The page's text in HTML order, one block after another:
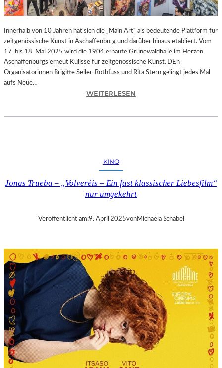
Innerhalb von 10 Jahren hat sich die „Main Art“ als bedeutende Plattform für
zeitgenössische Kunst in Aschaffenburg und darüber hinaus etabliert. Vom
17. bis 18. Mai 2025 wird die 1904 erbaute Grünewaldhalle im Herzen
Aschaffenburgs erneut Kulisse für zeitgenössische Kunst. DEn
Organisatorinnen Brigitte Seiler-Rothfuss und Rita Stern gelingt jedes Mal
aufs Neue…
WEITERLESEN
N
B
R
„
M
A
I
N
A
R
T
“
P
Ä
KINO
Jonas Trueba – „Volveréis – Ein fast klassischer Liebesfilm“
nur umgekehrt
Veröffentlicht am:9. April 2025vonMichaela Schabel